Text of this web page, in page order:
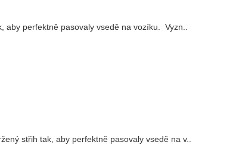
perfektně pasovaly vsedě na vozíku. Vyzn..
střih tak, aby perfektně pasovaly vsedě na v..